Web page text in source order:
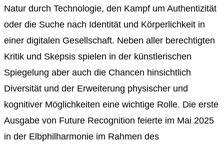
Natur durch Technologie, den Kampf um Authentizität
oder die Suche nach Identität und Körperlichkeit in
einer digitalen Gesellschaft. Neben aller berechtigten
Kritik und Skepsis spielen in der künstlerischen
Spiegelung aber auch die Chancen hinsichtlich
Diversität und der Erweiterung physischer und
kognitiver Möglichkeiten eine wichtige Rolle. Die erste
Ausgabe von Future Recognition feierte im Mai 2025
in der Elbphilharmonie im Rahmen des